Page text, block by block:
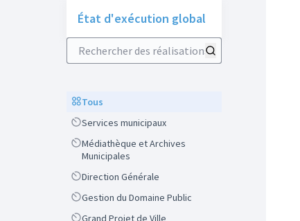
État d'exécution global
Rechercher des réalisations
ScopeTous
ScopeServices municipaux
Scope
Médiathèque et Archives
Municipales
ScopeDirection Générale
ScopeGestion du Domaine Public
ScopeGrand Projet de Ville